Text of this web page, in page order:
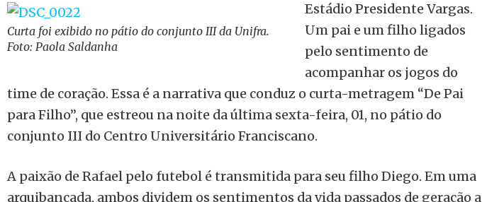
Curta foi exibido no pátio do conjunto III da Unifra.
Foto: Paola Saldanha
Estádio Presidente Vargas.
Um pai e um filho ligados
pelo sentimento de
acompanhar os jogos do
time de coração. Essa é a narrativa que conduz o curta-metragem “De Pai
para Filho”, que estreou na noite da última sexta-feira, 01, no pátio do
conjunto III do Centro Universitário Franciscano.
A paixão de Rafael pelo futebol é transmitida para seu filho Diego. Em uma
arquibancada, ambos dividem os sentimentos da vida passados de geração a